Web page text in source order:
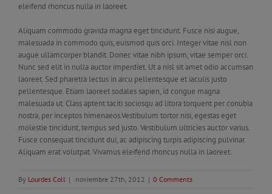
eleifend rhoncus nulla in laoreet.
Aliquam commodo gravida magna eget tincidunt. Fusce nisi augue,
malesuada in commodo quis, euismod quis orci. Integer vitae nisl non
augue ullamcorper blandit. Donec vitae nibh ipsum, vitae semper orci.
Nunc sed elit in nulla auctor imperdiet. Ut a nisl sit amet odio accumsan
laoreet. Sed pharetra lectus in arcu pellentesque et iaculis justo
pellentesque. Etiam laoreet sodales sapien, id congue magna
malesuada ut. Class aptent taciti sociosqu ad litora torquent per conubia
nostra, per inceptos himenaeos.Vestibulum tortor nisi, egestas eget
molestie tincidunt, tempus sed justo. Vestibulum ultricies auctor varius.
Fusce consequat tincidunt dui, ac adipiscing turpis adipiscing pulvinar.
Aliquam erat volutpat. Vivamus eleifend rhoncus nulla in laoreet.
By Lourdes Coll | noviembre 27th, 2012 | 0 Comments